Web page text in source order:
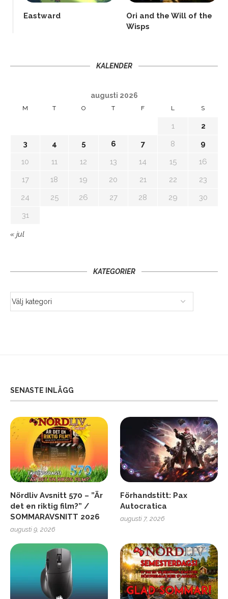
Eastward
Ori and the Will of the
Wisps
KALENDER
augusti 2026
M T O T F L S
1
2
3
4 5 6 7 8
9
10
11 12 13 14 15
16
17
18 19 20 21 22
23
24
25 26 27 28 29
30
31
« jul
KATEGORIER
SENASTE INLÄGG
Nördliv Avsnitt 570 – ”Är
det en riktig film?” /
SOMMARAVSNITT 2026
augusti 9, 2026
Förhandstitt: Pax
Autocratica
augusti 7, 2026